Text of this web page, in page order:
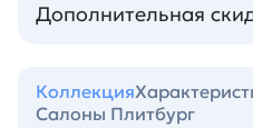
Дополнительная
Коллекция
Салоны Плитбург